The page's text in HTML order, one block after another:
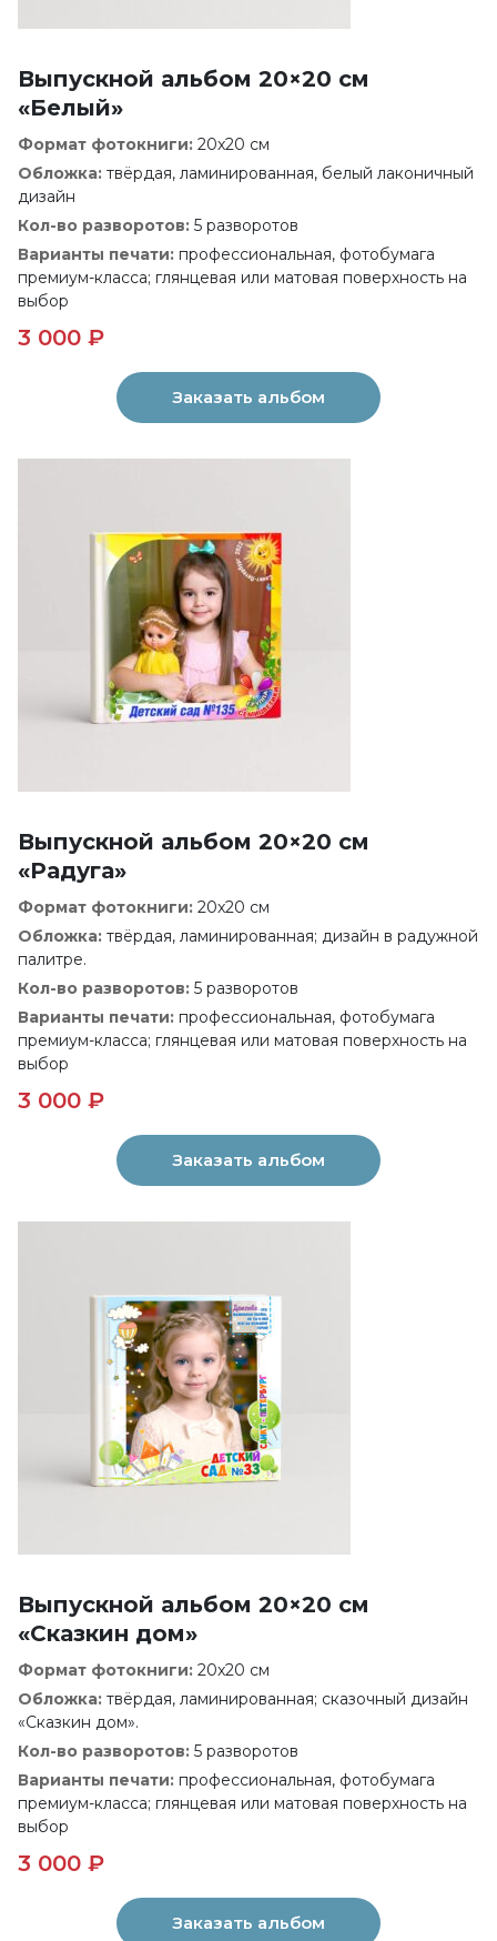
Выпускной альбом 20×20 см
«Белый»
Формат фотокниги: 20x20 см
Обложка: твёрдая, ламинированная, белый лаконичный
дизайн
Кол-во разворотов: 5 разворотов
Варианты печати: профессиональная, фотобумага
премиум-класса; глянцевая или матовая поверхность на
выбор
3 000 ₽
Заказать альбом
Выпускной альбом 20×20 см
«Радуга»
Формат фотокниги: 20x20 см
Обложка: твёрдая, ламинированная; дизайн в радужной
палитре.
Кол-во разворотов: 5 разворотов
Варианты печати: профессиональная, фотобумага
премиум-класса; глянцевая или матовая поверхность на
выбор
3 000 ₽
Заказать альбом
Выпускной альбом 20×20 см
«Сказкин дом»
Формат фотокниги: 20x20 см
Обложка: твёрдая, ламинированная; сказочный дизайн
«Сказкин дом».
Кол-во разворотов: 5 разворотов
Варианты печати: профессиональная, фотобумага
премиум-класса; глянцевая или матовая поверхность на
выбор
3 000 ₽
Заказать альбом